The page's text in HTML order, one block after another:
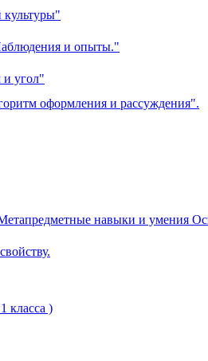
культуры"
и опыты."
и угол"
оформления и рассуждения".
навыки и умения
класса )